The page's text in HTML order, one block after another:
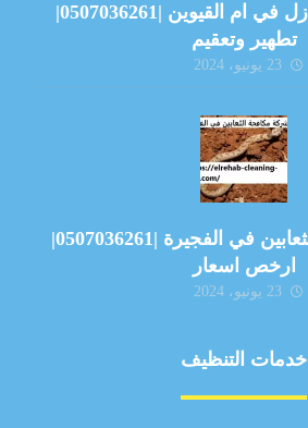
شركة تعقيم منازل في ام القيوين |0507036261|
تطهير وتعقيم
23 يونيو، 2024
شركة مكافحة الثعابين في الفجيرة |0507036261|
ارخص اسعار
23 يونيو، 2024
خدمات التنظيف